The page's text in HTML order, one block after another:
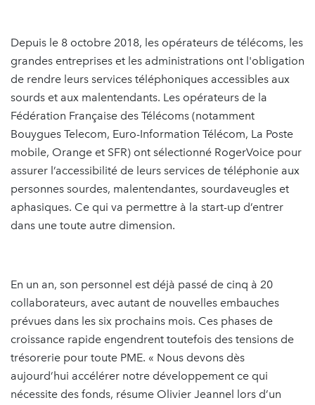
Depuis le 8 octobre 2018, les opérateurs de télécoms, les
grandes entreprises et les administrations ont l'obligation
de rendre leurs services téléphoniques accessibles aux
sourds et aux malentendants. Les opérateurs de la
Fédération Française des Télécoms (notamment
Bouygues Telecom, Euro-Information Télécom, La Poste
mobile, Orange et SFR) ont sélectionné RogerVoice pour
assurer l’accessibilité de leurs services de téléphonie aux
personnes sourdes, malentendantes, sourdaveugles et
aphasiques. Ce qui va permettre à la start-up d’entrer
dans une toute autre dimension.
En un an, son personnel est déjà passé de cinq à 20
collaborateurs, avec autant de nouvelles embauches
prévues dans les six prochains mois. Ces phases de
croissance rapide engendrent toutefois des tensions de
trésorerie pour toute PME. « Nous devons dès
aujourd’hui accélérer notre développement ce qui
nécessite des fonds, résume Olivier Jeannel lors d’un